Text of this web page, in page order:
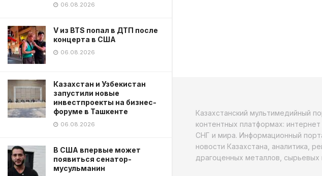
06.08.2026
V из BTS попал в ДТП после
концерта в США
06.08.2026
Казахстан и Узбекистан
запустили новые
инвестпроекты на бизнес-
форуме в Ташкенте
06.08.2026
В США впервые может
появиться сенатор-
мусульманин
Казахстанский мультимедийный
контентных платформах:
СНГ и мира. Информационный
новости Казахстана, аналитика,
драгоценных металлов,